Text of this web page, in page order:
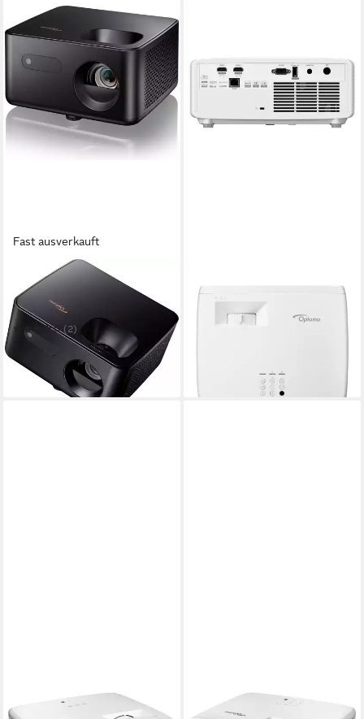
Fast ausverkauft
OPTOMA
Optoma Photon Life PH31
DLP-Beamer
(2)
ab 420,02 € UVP499,00 €
-16%
in 2-3 Werktagen bei dir
ZK430ST 3D-Beamer
in 2-3 Werktagen bei dir